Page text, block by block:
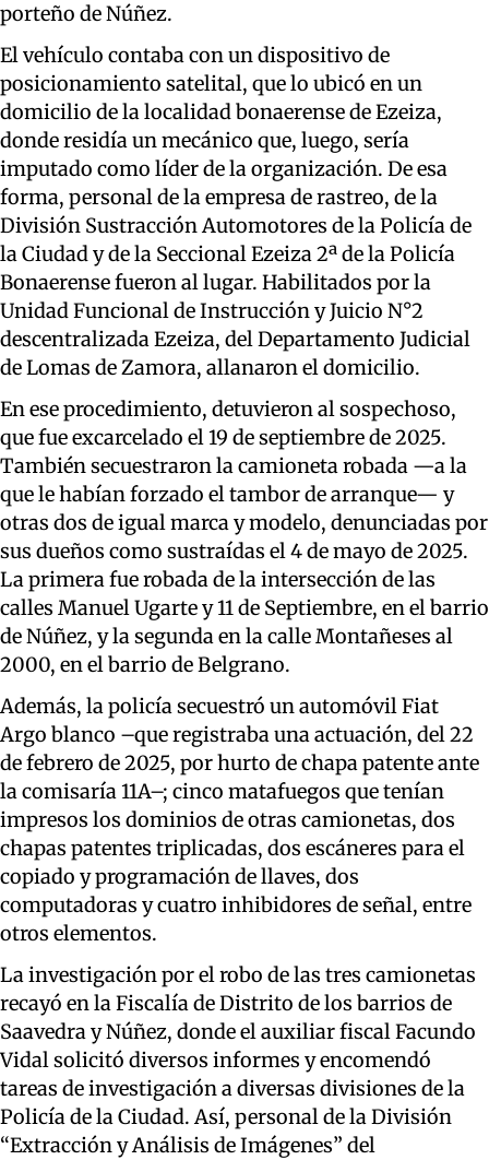
porteño de Núñez.
El vehículo contaba con un dispositivo de
posicionamiento satelital, que lo ubicó en un
domicilio de la localidad bonaerense de Ezeiza,
donde residía un mecánico que, luego, sería
imputado como líder de la organización. De esa
forma, personal de la empresa de rastreo, de la
División Sustracción Automotores de la Policía de
la Ciudad y de la Seccional Ezeiza 2ª de la Policía
Bonaerense fueron al lugar. Habilitados por la
Unidad Funcional de Instrucción y Juicio N°2
descentralizada Ezeiza, del Departamento Judicial
de Lomas de Zamora, allanaron el domicilio.
En ese procedimiento, detuvieron al sospechoso,
que fue excarcelado el 19 de septiembre de 2025.
También secuestraron la camioneta robada —a la
que le habían forzado el tambor de arranque— y
otras dos de igual marca y modelo, denunciadas por
sus dueños como sustraídas el 4 de mayo de 2025.
La primera fue robada de la intersección de las
calles Manuel Ugarte y 11 de Septiembre, en el barrio
de Núñez, y la segunda en la calle Montañeses al
2000, en el barrio de Belgrano.
Además, la policía secuestró un automóvil Fiat
Argo blanco –que registraba una actuación, del 22
de febrero de 2025, por hurto de chapa patente ante
la comisaría 11A–; cinco matafuegos que tenían
impresos los dominios de otras camionetas, dos
chapas patentes triplicadas, dos escáneres para el
copiado y programación de llaves, dos
computadoras y cuatro inhibidores de señal, entre
otros elementos.
La investigación por el robo de las tres camionetas
recayó en la Fiscalía de Distrito de los barrios de
Saavedra y Núñez, donde el auxiliar fiscal Facundo
Vidal solicitó diversos informes y encomendó
tareas de investigación a diversas divisiones de la
Policía de la Ciudad. Así, personal de la División
“Extracción y Análisis de Imágenes” del